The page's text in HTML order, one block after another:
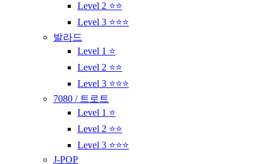
Level 2 ⭐⭐
Level 3 ⭐⭐⭐
발라드
Level 1 ⭐
Level 2 ⭐⭐
Level 3 ⭐⭐⭐
7080 / 트로트
Level 1 ⭐
Level 2 ⭐⭐
Level 3 ⭐⭐⭐
J-POP